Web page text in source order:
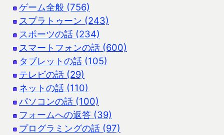
ゲーム全般 (756)
スプラトゥーン (243)
スポーツの話 (234)
スマートフォンの話 (600)
タブレットの話 (105)
テレビの話 (29)
ネットの話 (110)
パソコンの話 (100)
フォームへの返答 (39)
プログラミングの話 (97)